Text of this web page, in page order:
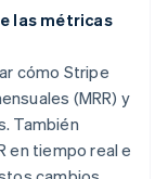
las métricas
cómo Stripe
(MRR) y
También
en tiempo real e